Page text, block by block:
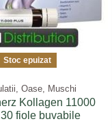
Stoc epuizat
Oase, Muschi
Kollagen 11000
fiole buvabile